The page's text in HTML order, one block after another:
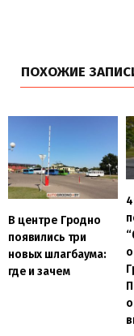
ПОХОЖИЕ
В центре Гродно
появились три
новых шлагбаума:
где и зачем